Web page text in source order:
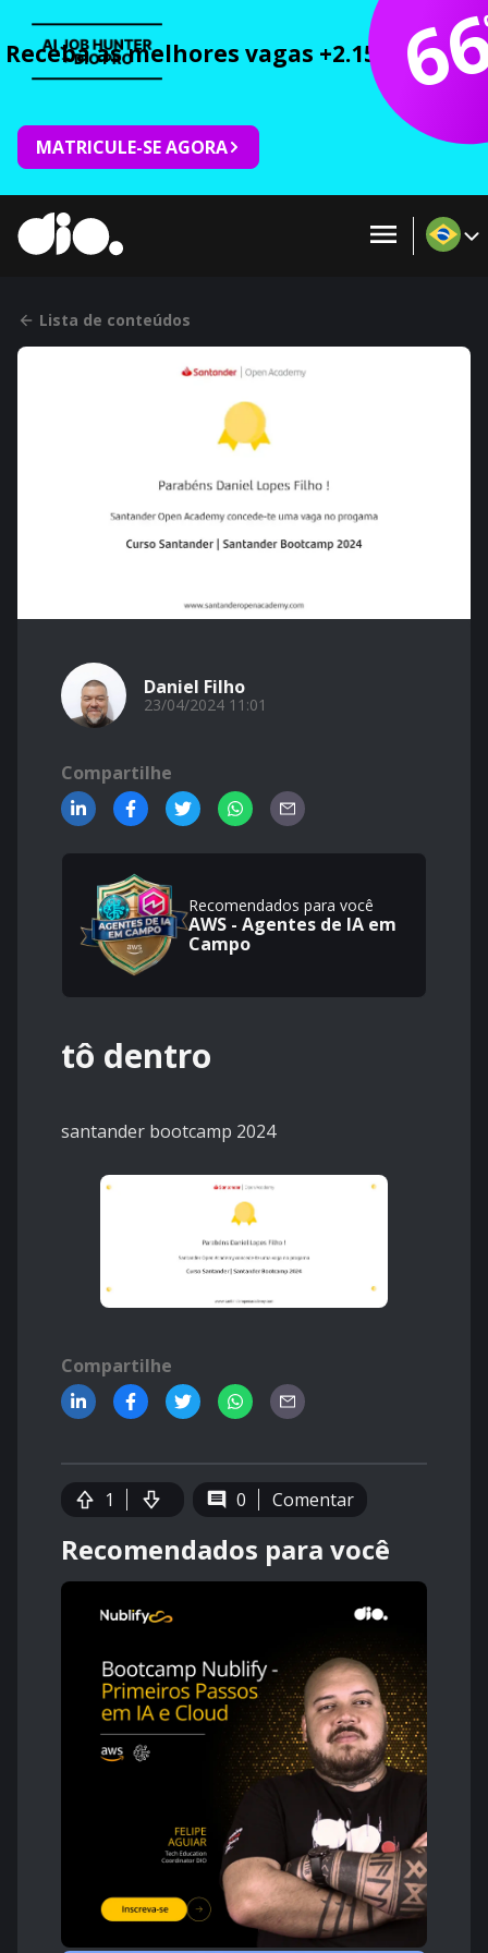
Receba as melhores vagas +2.150 cursos
MATRICULE-SE AGORA
Lista de conteúdos
Daniel Filho
23/04/2024 11:01
Compartilhe
Recomendados para você
AWS - Agentes de IA em
Campo
tô dentro
santander bootcamp 2024
Compartilhe
1 0 Comentar
Recomendados para você